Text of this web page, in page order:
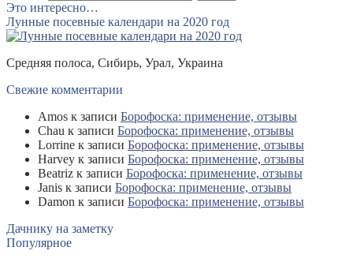
Это интересно…
Лунные посевные календари на 2020 год
Средняя полоса, Сибирь, Урал, Украина
Свежие комментарии
Amos к записи Борофоска: применение, отзывы
Chau к записи Борофоска: применение, отзывы
Lorrine к записи Борофоска: применение, отзывы
Harvey к записи Борофоска: применение, отзывы
Beatriz к записи Борофоска: применение, отзывы
Janis к записи Борофоска: применение, отзывы
Damon к записи Борофоска: применение, отзывы
Дачнику на заметку
Популярное